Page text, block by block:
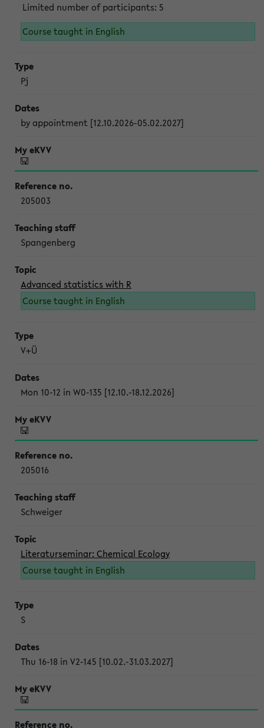
Limited number of participants: 5
Course taught in English
Pj
by appointment [12.10.2026-05.02.2027]
205003
Spangenberg
Advanced statistics with R
Course taught in English
V+Ü
Mon 10-12 in W0-135 [12.10.-18.12.2026]
205016
Schweiger
Literaturseminar: Chemical Ecology
Course taught in English
S
Thu 16-18 in V2-145 [10.02.-31.03.2027]